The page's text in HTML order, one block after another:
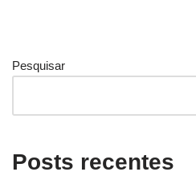
Pesquisar
Posts recentes